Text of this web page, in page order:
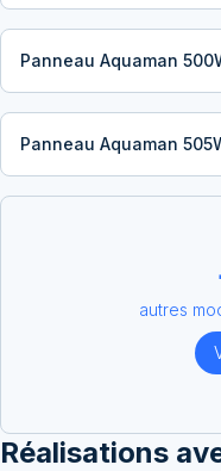
Panneau Aquaman
Panneau Aquaman
autres
Réalisations